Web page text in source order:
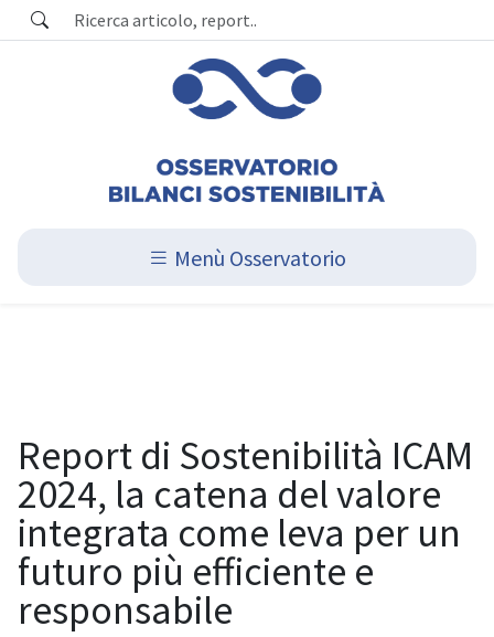
Menù Osservatorio
Report di Sostenibilità ICAM
2024, la catena del valore
integrata come leva per un
futuro più efficiente e
responsabile